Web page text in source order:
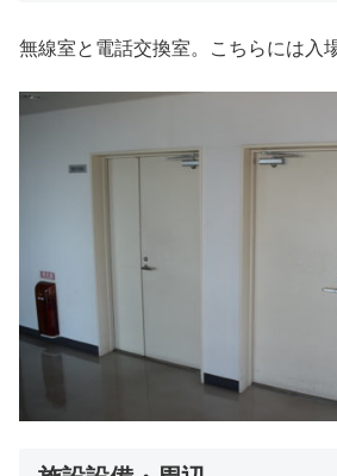
無線室と電話交換室。こちらには入